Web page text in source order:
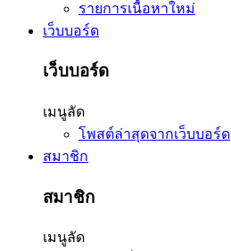
รายการเนื้อหาใหม่
เว็บบอร์ด
เว็บบอร์ด
เมนูลัด
โพสต์ล่าสุดจากเว็บบอร์ด
สมาชิก
สมาชิก
เมนูลัด